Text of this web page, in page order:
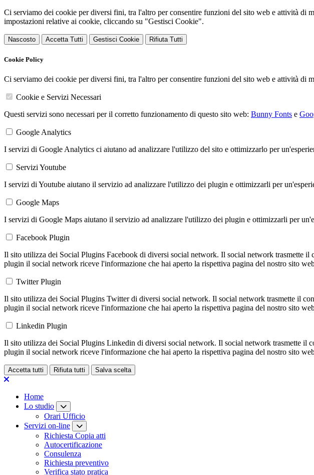
Ci serviamo dei cookie per diversi fini, tra l'altro per consentire funzioni del sito web e attività di
impostazioni relative ai cookie, cliccando su "Gestisci Cookie".
Nascosto Accetta Tutti Gestisci Cookie Rifiuta Tutti
Cookie Policy
Ci serviamo dei cookie per diversi fini, tra l'altro per consentire funzioni del sito web e attività di
Cookie e Servizi Necessari
Questi servizi sono necessari per il corretto funzionamento di questo sito web: Bunny Fonts e
Google Analytics
I servizi di Google Analytics ci aiutano ad analizzare l'utilizzo del sito e ottimizzarlo per
Servizi Youtube
I servizi di Youtube aiutano il servizio ad analizzare l'utilizzo dei plugin e ottimizzarli per
Google Maps
I servizi di Google Maps aiutano il servizio ad analizzare l'utilizzo dei plugin e ottimizzarli per
Facebook Plugin
Il sito utilizza dei Social Plugins Facebook di diversi social network. Il social network trasmette
plugin il social network riceve l'informazione che hai aperto la rispettiva pagina del nostro sito
Twitter Plugin
Il sito utilizza dei Social Plugins Twitter di diversi social network. Il social network trasmette il
plugin il social network riceve l'informazione che hai aperto la rispettiva pagina del nostro sito
Linkedin Plugin
Il sito utilizza dei Social Plugins Linkedin di diversi social network. Il social network trasmette il
plugin il social network riceve l'informazione che hai aperto la rispettiva pagina del nostro sito
Accetta tutti Rifiuta tutti Salva scelta
Loading...
Home
Lo studio
Orari Ufficio
Servizi on-line
Richiesta Copia atti
Autocertificazione
Consulenza
Richiesta preventivo
Verifica stato pratica